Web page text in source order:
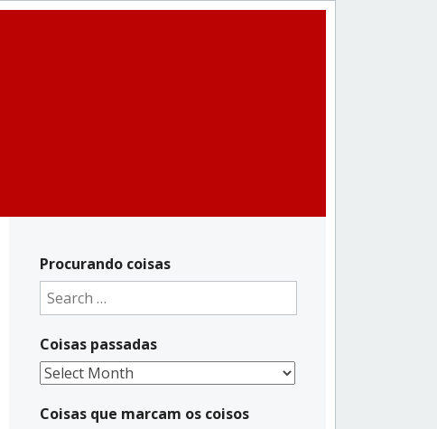
Procurando coisas
Search
for:
Coisas passadas
Coisas
Coisas que marcam os coisos